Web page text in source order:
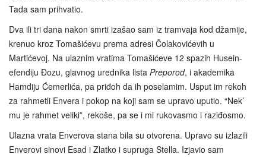
Tada sam prihvatio.
Dva ili tri dana nakon smrti izašao sam iz tramvaja kod džamije,
krenuo kroz Tomašićevu prema adresi Čolakovićevih u
Martićevoj. Na ulaznim vratima Tomašićeve 12 spazih Husein-
efendiju Đozu, glavnog urednika lista Preporod, i akademika
Hamdiju Ćemerlića, pa priđoh da ih poselamim. Usput im rekoh
za rahmetli Envera i pokop na koji sam se upravo uputio. “Nek’
mu je rahmet veliki”, rekoše, pa se i mi rukovasmo i raziđosmo.
Ulazna vrata Enverova stana bila su otvorena. Upravo su izlazili
Enverovi sinovi Esad i Zlatko i supruga Stella. Izjavio sam